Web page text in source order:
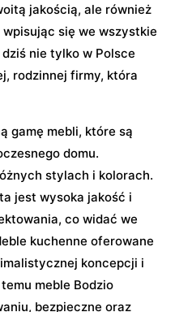
jakością, ale również
się we wszystkie
nie tylko w Polsce
rodzinnej firmy, która
gamę mebli, które są
domu.
stylach i kolorach.
jest wysoka jakość i
co widać we
kuchenne oferowane
koncepcji i
meble Bodzio
bezpieczne oraz